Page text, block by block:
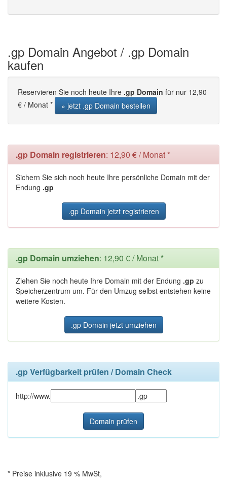
.gp Domain Angebot / .gp Domain
kaufen
Reservieren Sie noch heute Ihre .gp Domain für nur 12,90
€ / Monat *
» jetzt .gp Domain bestellen
.gp Domain registrieren: 12,90 € / Monat *
Sichern Sie sich noch heute Ihre persönliche Domain mit der
Endung .gp
.gp Domain jetzt registrieren
.gp Domain umziehen: 12,90 € / Monat *
Ziehen Sie noch heute Ihre Domain mit der Endung .gp zu
Speicherzentrum um. Für den Umzug selbst entstehen keine
weitere Kosten.
.gp Domain jetzt umziehen
.gp Verfügbarkeit prüfen / Domain Check
http://www.
* Preise inklusive 19 % MwSt,